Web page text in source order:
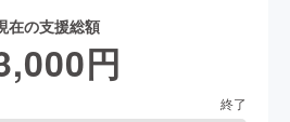
在の支援総額
円
終了